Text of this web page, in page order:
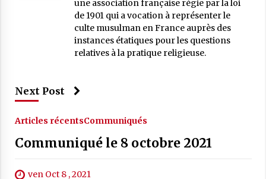
une association française régie par la loi
de 1901 qui a vocation à représenter le
culte musulman en France auprès des
instances étatiques pour les questions
relatives à la pratique religieuse.
Next Post
Articles récentsCommuniqués
Communiqué le 8 octobre 2021
ven Oct 8 , 2021